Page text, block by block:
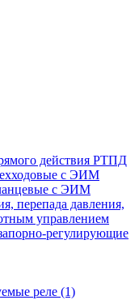
действия РТПД
с ЭИМ
с ЭИМ
перепада давления,
управлением
регулирующие
реле (1)